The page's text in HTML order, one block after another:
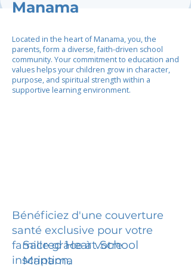
Manama
Located in the heart of Manama, you, the
parents, form a diverse, faith-driven school
community. Your commitment to education and
values helps your children grow in character,
purpose, and spiritual strength within a
supportive learning environment.
Bénéficiez d'une couverture
santé exclusive pour votre
famille grâce à votre
inscription.
Sacred Heart School
Manama